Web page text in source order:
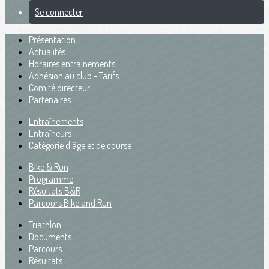
Se connecter
Présentation
Actualités
Horaires entraînements
Adhésion au club - Tarifs
Comité directeur
Partenaires
Entraînements
Entraîneurs
Catégorie d'âge et de course
Bike & Run
Programme
Résultats B&R
Parcours Bike and Run
Triathlon
Documents
Parcours
Résultats